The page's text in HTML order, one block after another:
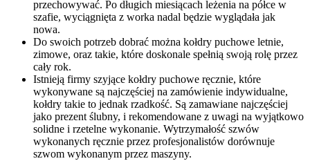
przechowywać. Po długich miesiącach leżenia na półce w
szafie, wyciągnięta z worka nadal będzie wyglądała jak
nowa.
Do swoich potrzeb dobrać można kołdry puchowe letnie,
zimowe, oraz takie, które doskonale spełnią swoją rolę przez
cały rok.
Istnieją firmy szyjące kołdry puchowe ręcznie, które
wykonywane są najczęściej na zamówienie indywidualne,
kołdry takie to jednak rzadkość. Są zamawiane najczęściej
jako prezent ślubny, i rekomendowane z uwagi na wyjątkowo
solidne i rzetelne wykonanie. Wytrzymałość szwów
wykonanych ręcznie przez profesjonalistów dorównuje
szwom wykonanym przez maszyny.